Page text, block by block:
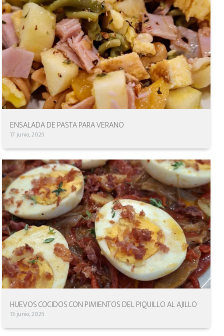
ENSALADA DE PASTA PARA VERANO
17 junio, 2026
HUEVOS COCIDOS CON PIMIENTOS DEL PIQUILLO AL AJILLO
13 junio, 2026